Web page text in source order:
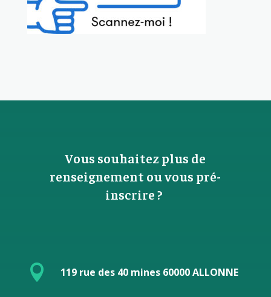
Vous souhaitez plus de
renseignement ou vous pré-
inscrire ?
 119 rue des 40 mines 60000 ALLONNE